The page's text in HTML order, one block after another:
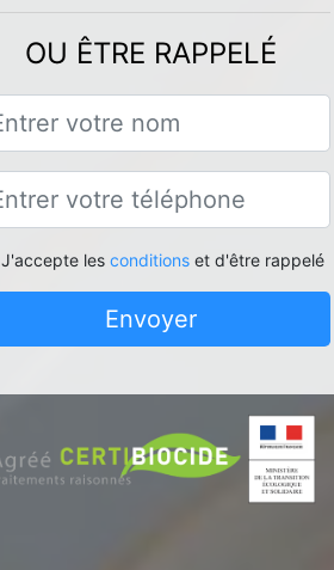
OU ÊTRE RAPPELÉ
J'accepte les conditionset d'être rappelé
Envoyer